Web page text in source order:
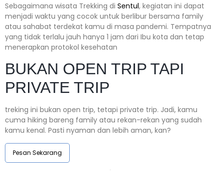
Sebagaimana wisata Trekking di Sentul, kegiatan ini dapat
menjadi waktu yang cocok untuk berlibur bersama family
atau sahabat terdekat kamu di masa pandemi. Tempatnya
yang tidak terlalu jauh hanya 1 jam dari Ibu kota dan tetap
menerapkan protokol kesehatan
BUKAN OPEN TRIP TAPI
PRIVATE TRIP
treking ini bukan open trip, tetapi private trip. Jadi, kamu
cuma hiking bareng family atau rekan-rekan yang sudah
kamu kenal. Pasti nyaman dan lebih aman, kan?
Pesan Sekarang